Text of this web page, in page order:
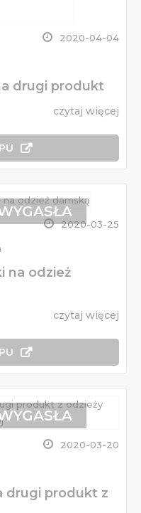
2020-04-04
drugi produkt
czytaj więcej
2020-03-25
na odzież
czytaj więcej
2020-03-20
drugi produkt z